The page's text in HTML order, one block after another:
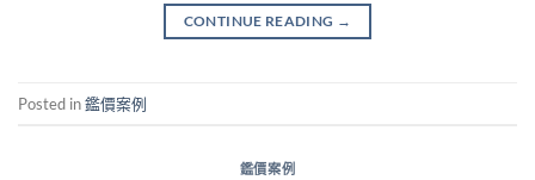
CONTINUE READING →
Posted in鑑價案例
鑑價案例